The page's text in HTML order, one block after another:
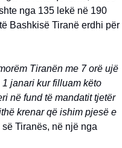
nga 135 lekë në 190
Bashkisë Tiranë erdhi për
Tiranën me 7 orë ujë
janari kur filluam këto
në fund të mandatit tjetër
krenar që ishim pjesë e
Tiranës, në një nga